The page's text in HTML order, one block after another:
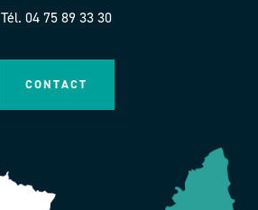
Tél. 04 75 89 33 30
CONTACT